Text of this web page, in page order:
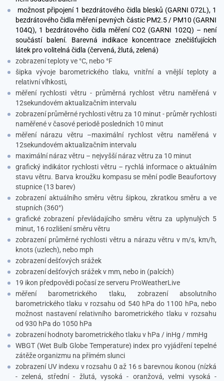
možnost připojení 1 bezdrátového čidla blesků (GARNI 072L), 1
bezdrátového čidla měření pevných částic PM2.5 / PM10 (GARNI
104Q), 1 bezdrátového čidla měření CO2 (GARNI 102Q) – není
součástí balení. Barevná indikace koncentrace znečišťujících
látek pro volitelná čidla (červená, žlutá, zelená)
zobrazení teploty ve °C, nebo °F
šipka vývoje barometrického tlaku, vnitřní a vnější teploty a
relativní vlhkosti,
měření rychlosti větru - průměrná rychlost větru naměřená v
12sekundovém aktualizačním intervalu
zobrazení průměrné rychlosti větru za 10 minut - průměr rychlosti
naměřené v časové periodě posledních 10 minut
měření nárazu větru –maximální rychlost větru naměřená v
12sekundovém aktualizačním intervalu
maximální náraz větru – nejvyšší náraz větru za 10 minut
grafický indikátor rychlosti větru – rychlá informace o aktuálním
stavu větru. Barva kroužku kompasu se mění podle Beaufortovy
stupnice (13 barev)
zobrazení aktuálního směru větru šipkou, zkratkou směru a ve
stupních (360°)
grafické zobrazení převládajícího směru větru za uplynulých 5
minut, 16 rozlišení směru větru
zobrazení průměrné rychlosti větru a nárazu větru v m/s, km/h,
knots (uzlech), nebo mph
zobrazení dešťových srážek
zobrazení dešťových srážek v mm, nebo in (palcích)
19 ikon předpovědi počasí ze serveru ProWeatherLive
měření barometrického tlaku, zobrazení absolutního
barometrického tlaku v rozsahu od 540 hPa do 1100 hPa, nebo
možnost nastavení relativního barometrického tlaku v rozsahu
od 930 hPa do 1050 hPa
zobrazení hodnoty barometrického tlaku v hPa / inHg / mmHg
WBGT (Wet Bulb Globe Temperature) index pro vyjádření tepelné
zátěže organizmu na přímém slunci
zobrazení UV indexu v rozsahu 0 až 16 s barevnou ikonou (nízká
- zelená, střední - žlutá, vysoká - oranžová, velmi vysoká -